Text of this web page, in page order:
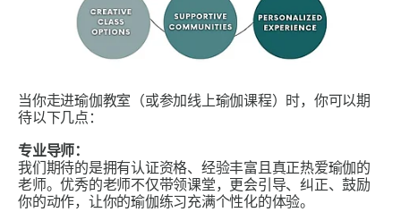
当你走进瑜伽教室（或参加线上瑜伽课程）时，你可以期
待以下几点：
专业导师：
我们期待的是拥有认证资格、经验丰富且真正热爱瑜伽的
老师。优秀的老师不仅带领课堂，更会引导、纠正、鼓励
你的动作，让你的瑜伽练习充满个性化的体验。